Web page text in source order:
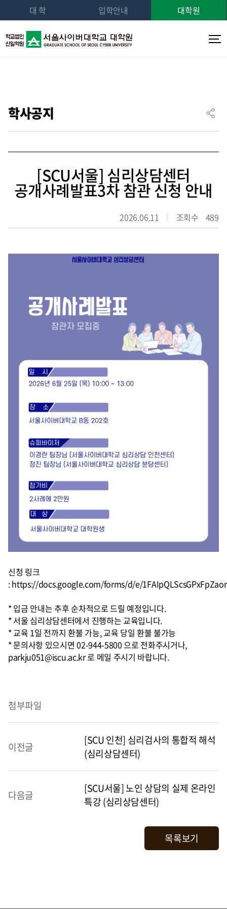
대 학 입학안내 대학원
학사공지
[SCU서울] 심리상담센터
공개사례발표3차 참관 신청 안내
2026.06.11 조회수 489
신청 링크
: https://docs.google.com/forms/d/e/
* 입금 안내는 추후 순차적으로 드릴 예정입니다.
* 서울 심리상담센터에서 진행하는 교육입니다.
* 교육 1일 전까지 환불 가능, 교육 당일 환불 불가능
* 문의사항 있으시면 02-944-5800 으로 전화주시거나,
parkju051@iscu.ac.kr 로 메일 주시기 바랍니다.
첨부파일
이전글
[SCU 인천] 심리검사의 통합적 해석
(심리상담센터)
다음글
[SCU서울] 노인 상담의 실제 온라인
특강 (심리상담센터)
목록보기